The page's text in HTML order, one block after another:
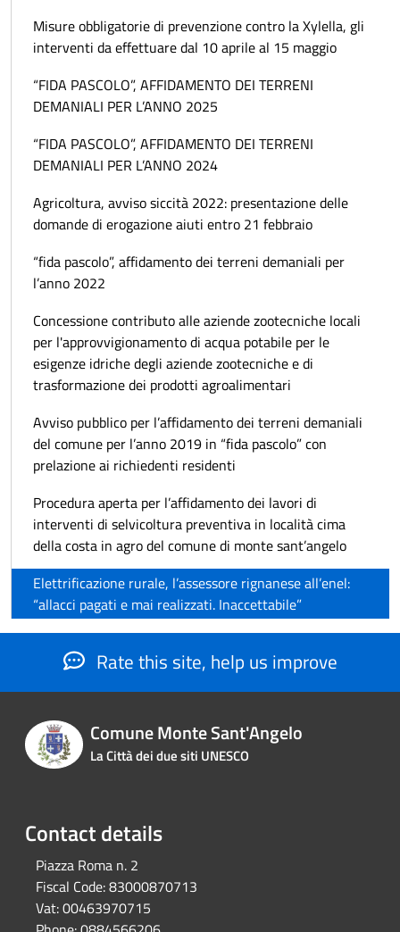
Misure obbligatorie di prevenzione contro la Xylella, gli
interventi da effettuare dal 10 aprile al 15 maggio
“FIDA PASCOLO”, AFFIDAMENTO DEI TERRENI
DEMANIALI PER L’ANNO 2025
“FIDA PASCOLO”, AFFIDAMENTO DEI TERRENI
DEMANIALI PER L’ANNO 2024
Agricoltura, avviso siccità 2022: presentazione delle
domande di erogazione aiuti entro 21 febbraio
“fida pascolo”, affidamento dei terreni demaniali per
l’anno 2022
Concessione contributo alle aziende zootecniche locali
per l'approvvigionamento di acqua potabile per le
esigenze idriche degli aziende zootecniche e di
trasformazione dei prodotti agroalimentari
Avviso pubblico per l’affidamento dei terreni demaniali
del comune per l’anno 2019 in “fida pascolo” con
prelazione ai richiedenti residenti
Procedura aperta per l’affidamento dei lavori di
interventi di selvicoltura preventiva in località cima
della costa in agro del comune di monte sant’angelo
Elettrificazione rurale, l’assessore rignanese all’enel:
“allacci pagati e mai realizzati. Inaccettabile”
Rate this site, help us improve
Comune Monte Sant'Angelo
La Città dei due siti UNESCO
Contact details
Piazza Roma n. 2
Fiscal Code:83000870713
Vat:00463970715